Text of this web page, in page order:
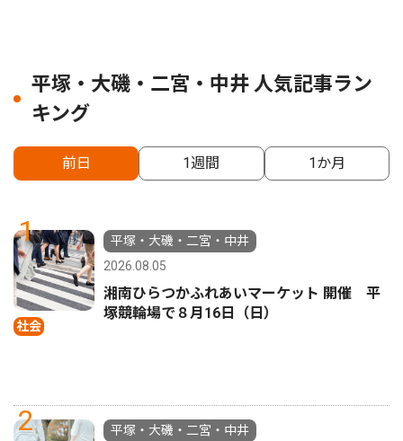
平塚・大磯・二宮・中井 人気記事ラン
キング
前日 1週間 1か月
1
社会
平塚・大磯・二宮・中井
2026.08.05
湘南ひらつかふれあいマーケット 開催 平
塚競輪場で８月16日（日）
2
平塚・大磯・二宮・中井